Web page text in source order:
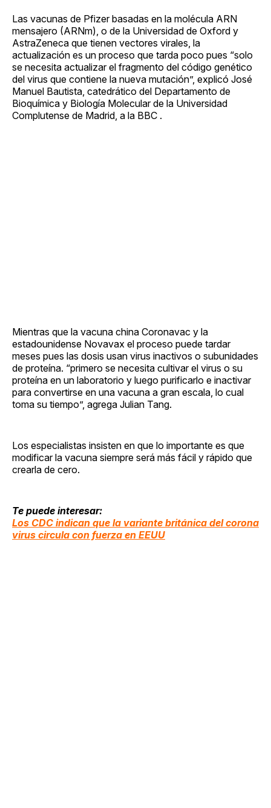
Las vacunas de Pfizer basadas en la molécula ARN
mensajero (ARNm), o de la Universidad de Oxford y
AstraZeneca que tienen vectores virales, la
actualización es un proceso que tarda poco pues “solo
se necesita actualizar el fragmento del código genético
del virus que contiene la nueva mutación”, explicó José
Manuel Bautista, catedrático del Departamento de
Bioquímica y Biología Molecular de la Universidad
Complutense de Madrid, a la BBC .
Mientras que la vacuna china Coronavac y la
estadounidense Novavax el proceso puede tardar
meses pues las dosis usan virus inactivos o subunidades
de proteína. “primero se necesita cultivar el virus o su
proteína en un laboratorio y luego purificarlo e inactivar
para convertirse en una vacuna a gran escala, lo cual
toma su tiempo”, agrega Julian Tang.
Los especialistas insisten en que lo importante es que
modificar la vacuna siempre será más fácil y rápido que
crearla de cero.
Te puede interesar:
Los CDC indican que la variante británica del corona
virus circula con fuerza en EEUU